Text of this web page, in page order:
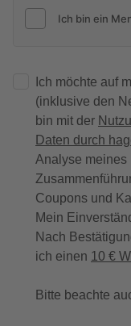
Ich möchte auf
(inklusive den
bin mit der
Daten durch
Analyse meines
Coupons und
Mein
Nach
ich einen 10 €
Bitte beachte